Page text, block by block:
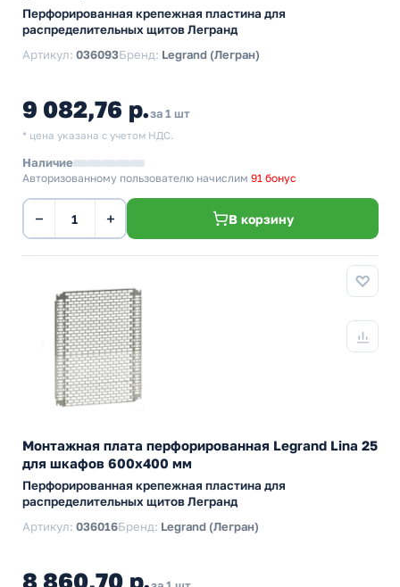
Перфорированная крепежная пластина для
распределительных щитов Легранд
Артикул: 036093Бренд: Legrand (Легран)
9 082,76 р.за 1 шт
* цена указана с учетом НДС.
Наличие
Авторизованному пользователю начислим 91 бонус
− + В корзину
Монтажная плата перфорированная Legrand Lina 25
для шкафов 600х400 мм
Перфорированная крепежная пластина для
распределительных щитов Легранд
Артикул: 036016Бренд: Legrand (Легран)
8 860,70 р.